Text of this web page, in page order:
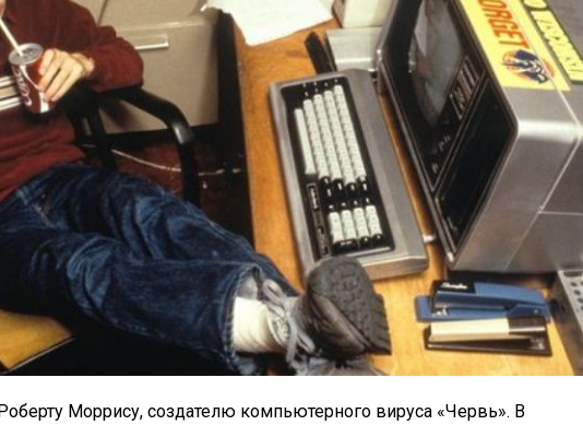
Моррису, создателю компьютерного вируса «Червь». В